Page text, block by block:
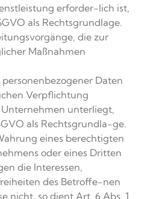
erforder-lich ist,
als Rechtsgrundlage.
die zur
Maßnahmen
Daten
Verpflichtung
unterliegt,
als Rechtsgrundla-ge.
eines berechtigten
oder eines Dritten
die Interessen,
des Betroffe-nen
nicht, so dient Art. 6 Abs. 1